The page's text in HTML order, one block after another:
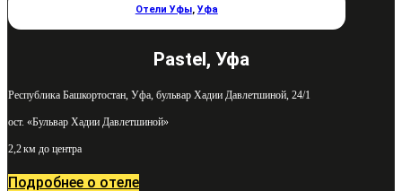
Отели Уфы, Уфа
Pastel, Уфа
Республика Башкортостан, Уфа, бульвар Хадии Давлетшиной, 24/1
ост. «Бульвар Хадии Давлетшиной»
2,2 км до центра
Подробнее о отеле